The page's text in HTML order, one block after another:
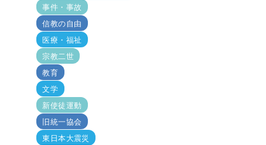
事件・事故
信教の自由
医療・福祉
宗教二世
教育
文学
新使徒運動
旧統一協会
東日本大震災